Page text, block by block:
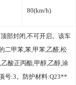
80(km/h)
部封闭,不可开启。该车
二甲苯,苯,甲苯,乙醛,松
酸正丙酯,甲醇,乙醇,涂
号:3。防护材料:Q23**